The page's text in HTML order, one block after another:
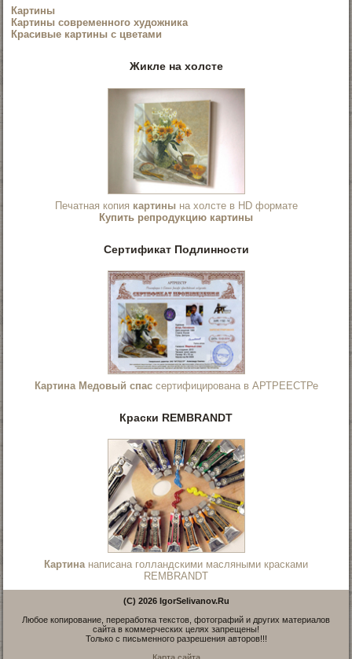
Картины
Картины современного художника
Красивые картины с цветами
Жикле на холсте
Печатная копия картинына холсте в HD формате
Купить репродукцию картины
Сертификат Подлинности
Картина Медовый спассертифицирована в АРТРЕЕСТРе
Краски REMBRANDT
Картина написана голландскими масляными красками
REMBRANDT
(C) 2026 IgorSelivanov.Ru
Любое копирование, переработка текстов, фотографий и других материалов
сайта в коммерческих целях запрещены!
Только с письменного разрешения авторов!!!